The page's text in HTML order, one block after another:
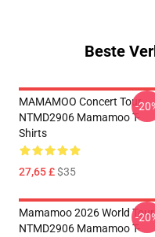
Beste
MAMAMOO Concert Tour
NTMD2906 Mamamoo T-
Shirts
27,65 £$35
-
Mamamoo 2026 World Tour
NTMD2906 Mamamoo T-
-